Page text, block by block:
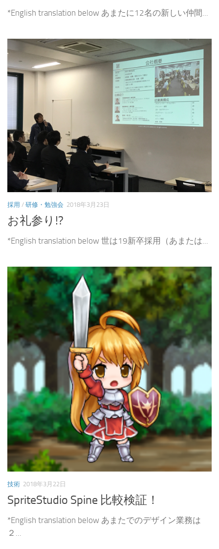
*English translation below あまたに12名の新しい仲間...
採用 / 研修・勉強会 2018年3月23日
お礼参り!?
*English translation below 世は19新卒採用（あまたは...
技術 2018年3月22日
SpriteStudio Spine 比較検証！
*English translation below あまたでのデザイン業務は
２...